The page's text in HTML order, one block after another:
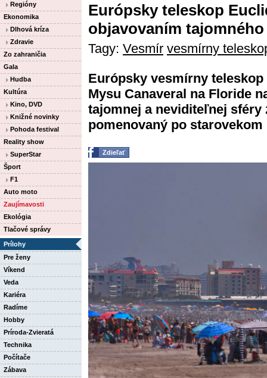
Regióny
Ekonomika
Dlhová kríza
Zdravie
Zo zahraničia
Gala
Hudba
Kultúra
Kino, DVD
Knižné novinky
Pohoda festival
Reality show
SuperStar
Šport
F1
Auto moto
Zaujímavosti
Ekológia
Tlačové správy
Prílohy
Pre ženy
Víkend
Veda
Kariéra
Radíme
Hobby
Príroda-Zvieratá
Technika
Počítače
Zábava
Európsky teleskop
objavovaním
Tagy: Vesmír vesmírny
Európsky vesmírny
Mysu Canaveral na Floride
tajomnej a neviditeľnej sféry
pomenovaný po starovekom
Zdieľať